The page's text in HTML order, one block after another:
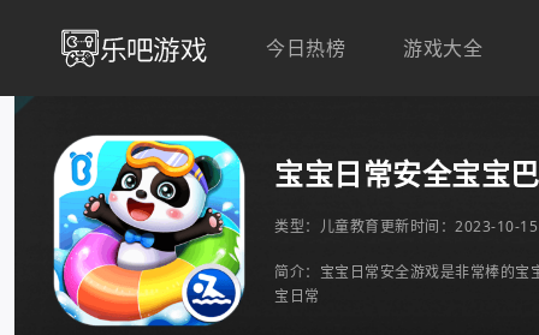
今日热榜 游戏大全
宝宝日常安全宝宝
类型： 儿童教育更新时间：2023-10-
简介：宝宝日常安全游戏是非常棒的
宝日常